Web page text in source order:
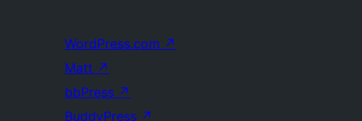
WordPress.com ↗
Matt ↗
bbPress ↗
BuddyPress ↗